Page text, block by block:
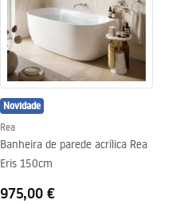
Novidade
Rea
Banheira de parede acrílica Rea
Eris 150cm
975,00 €